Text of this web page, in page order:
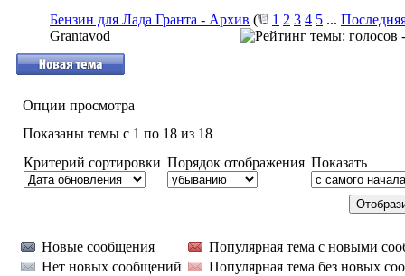
Бензин для Лада Гранта - Архив ( 1 2 3 4 5 ...
Grantavod
Опции просмотра
Показаны темы с 1 по 18 из 18
Критерий сортировки Порядок отображения Показать
Новые сообщения
Популярная тема с новыми
Нет новых сообщений
Популярная тема без новых